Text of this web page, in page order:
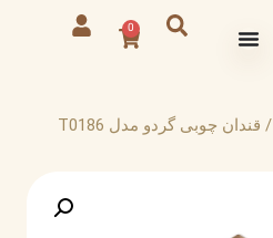
0
/ قندان چوبی گردو مدل T0186